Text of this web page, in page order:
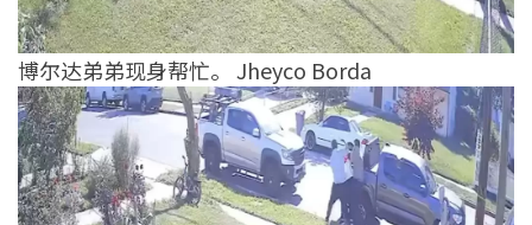
博尔达弟弟现身帮忙。 Jheyco Borda